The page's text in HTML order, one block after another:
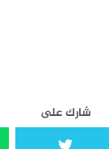
شارك على